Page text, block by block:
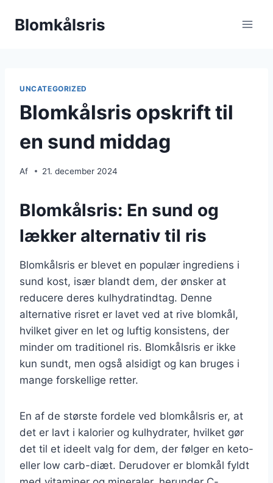
Blomkålsris
UNCATEGORIZED
Blomkålsris opskrift til
en sund middag
Af 21. december 2024
Blomkålsris: En sund og
lækker alternativ til ris
Blomkålsris er blevet en populær ingrediens i
sund kost, især blandt dem, der ønsker at
reducere deres kulhydratindtag. Denne
alternative risret er lavet ved at rive blomkål,
hvilket giver en let og luftig konsistens, der
minder om traditionel ris. Blomkålsris er ikke
kun sundt, men også alsidigt og kan bruges i
mange forskellige retter.
En af de største fordele ved blomkålsris er, at
det er lavt i kalorier og kulhydrater, hvilket gør
det til et ideelt valg for dem, der følger en keto-
eller low carb-diæt. Derudover er blomkål fyldt